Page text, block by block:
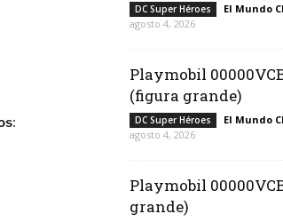
:
DC Super Héroes El Mundo
agosto 4, 2026
Playmobil
(figura grande)
DC Super Héroes El Mundo
agosto 4, 2026
Playmobil
grande)